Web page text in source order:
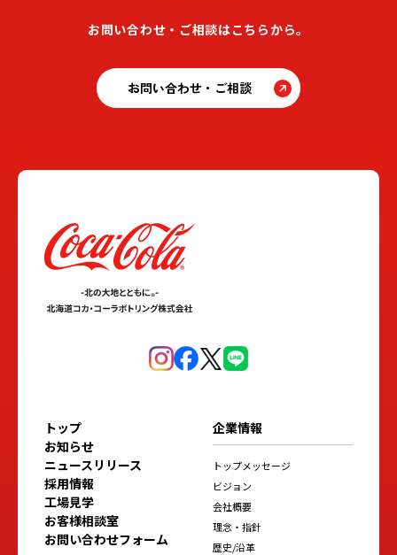
お問い合わせ・ご相談はこちらから。
お問い合わせ・ご相談
トップ
お知らせ
ニュースリリース
採用情報
工場見学
お客様相談室
お問い合わせフォーム
企業情報
トップメッセージ
ビジョン
会社概要
理念・指針
歴史/沿革